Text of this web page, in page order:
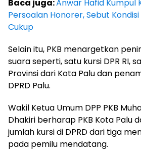
Baca juga:Anwar Hafid Kumpul
Persoalan Honorer, Sebut
Cukup
Selain itu, PKB menargetkan
suara seperti, satu kursi DPR RI,
Provinsi dari Kota Palu dan
DPRD Palu.
Wakil Ketua Umum DPP PKB
Dhakiri berharap PKB Kota Palu
jumlah kursi di DPRD dari tiga
pada pemilu mendatang.